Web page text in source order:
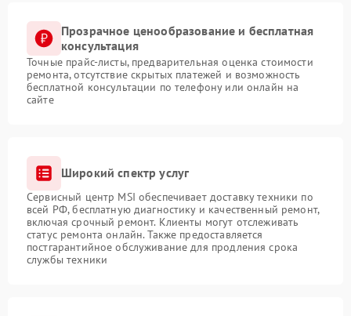
Прозрачное ценообразование и бесплатная
консультация
Точные прайс-листы, предварительная оценка стоимости
ремонта, отсутствие скрытых платежей и возможность
бесплатной консультации по телефону или онлайн на
сайте
Широкий спектр услуг
Сервисный центр MSI обеспечивает доставку техники по
всей РФ, бесплатную диагностику и качественный ремонт,
включая срочный ремонт. Клиенты могут отслеживать
статус ремонта онлайн. Также предоставляется
постгарантийное обслуживание для продления срока
службы техники